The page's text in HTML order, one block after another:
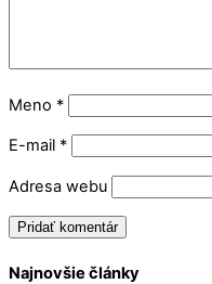
Meno *
E-mail *
Adresa webu
Najnovšie články